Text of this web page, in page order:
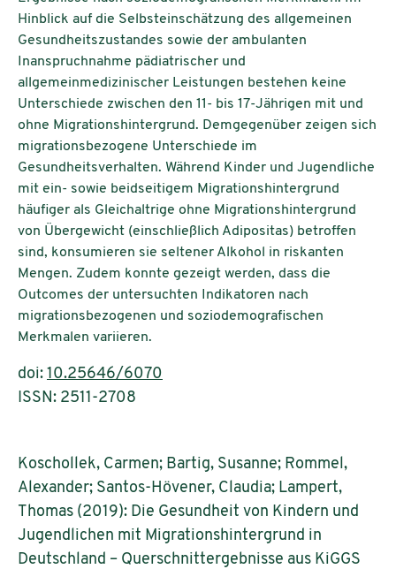
Hinblick auf die Selbsteinschätzung des allgemeinen
Gesundheitszustandes sowie der ambulanten
Inanspruchnahme pädiatrischer und
allgemeinmedizinischer Leistungen bestehen keine
Unterschiede zwischen den 11- bis 17-Jährigen mit und
ohne Migrationshintergrund. Demgegenüber zeigen sich
migrationsbezogene Unterschiede im
Gesundheitsverhalten. Während Kinder und Jugendliche
mit ein- sowie beidseitigem Migrationshintergrund
häufiger als Gleichaltrige ohne Migrationshintergrund
von Übergewicht (einschließlich Adipositas) betroffen
sind, konsumieren sie seltener Alkohol in riskanten
Mengen. Zudem konnte gezeigt werden, dass die
Outcomes der untersuchten Indikatoren nach
migrationsbezogenen und soziodemografischen
Merkmalen variieren.
doi: 10.25646/6070
ISSN: 2511-2708
Koschollek, Carmen; Bartig, Susanne; Rommel,
Alexander; Santos-Hövener, Claudia; Lampert,
Thomas (2019): Die Gesundheit von Kindern und
Jugendlichen mit Migrationshintergrund in
Deutschland – Querschnittergebnisse aus KiGGS